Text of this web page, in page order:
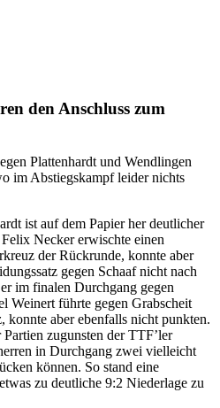
den Anschluss zum
Plattenhardt und Wendlingen
im Abstiegskampf leider nichts
ist auf dem Papier her deutlicher
Necker erwischte einen
der Rückrunde, konnte aber
gegen Schaaf nicht nach
im finalen Durchgang gegen
Weinert führte gegen Grabscheit
konnte aber ebenfalls nicht punkten.
zugunsten der TTF’ler
in Durchgang zwei vielleicht
können. So stand eine
zu deutliche 9:2 Niederlage zu